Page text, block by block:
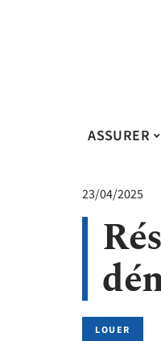
ASSURER
23/04/2025
LOUER